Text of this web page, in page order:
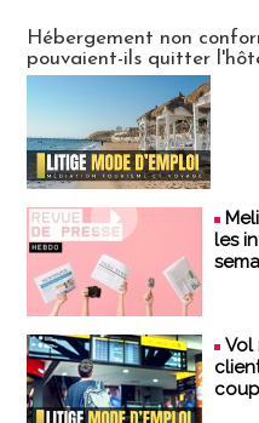
Hébergement non
pouvaient-ils quitter
les
Vol